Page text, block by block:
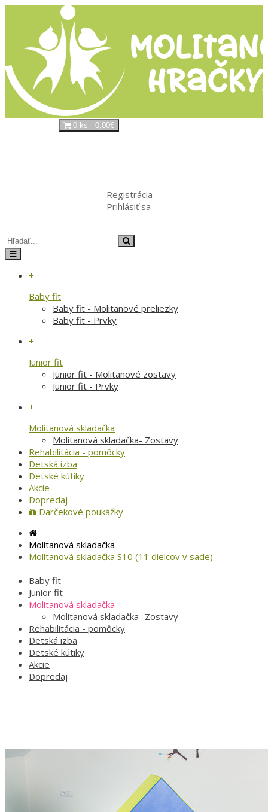
0 ks - 0,00€
Registrácia
Prihlásiť sa
+
Baby fit
Baby fit - Molitanové preliezky
Baby fit - Prvky
+
Junior fit
Junior fit - Molitanové zostavy
Junior fit - Prvky
+
Molitanová skladačka
Molitanová skladačka- Zostavy
Rehabilitácia - pomôcky
Detská izba
Detské kútiky
Akcie
Dopredaj
Darčekové poukážky
Molitanová skladačka
Molitanová skladačka S10 (11 dielcov v sade)
Baby fit
Junior fit
Molitanová skladačka
Molitanová skladačka- Zostavy
Rehabilitácia - pomôcky
Detská izba
Detské kútiky
Akcie
Dopredaj